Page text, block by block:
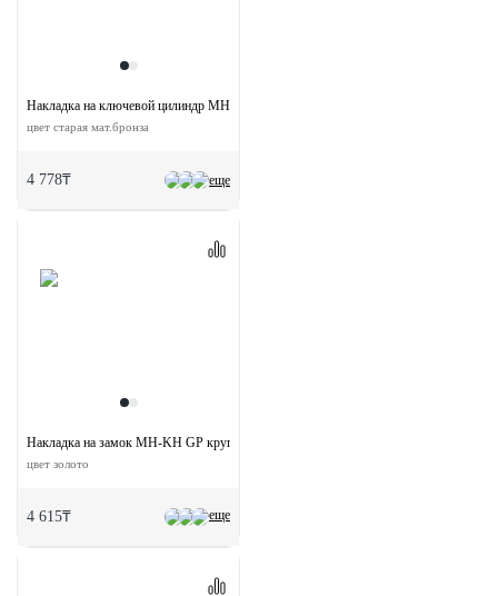
еще
Накладка на ключевой цилиндр MH-KH-CLASSIC OMB круглая
цвет старая мат.бронза
4 778₸
еще
Накладка на замок MH-KH GP круглая под ероцилиндр
цвет золото
4 615₸